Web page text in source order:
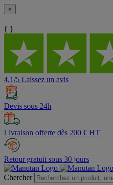
×
{ }
4,1/5 Laissez un avis
Devis sous 24h
Livraison offerte dès 200 € HT
Retour gratuit sous 30 jours
Chercher